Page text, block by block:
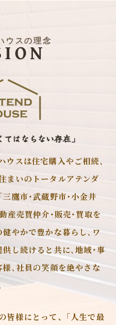
ウスの理念
はならない存在」
ウスは住宅購入やご相続､
まいのトータルアテンダ
鷹市･武蔵野市･小金井
産売買仲介･販売･買取を
やかで豊かな暮らし､ワ
し続けると共に､地域･事
､社員の笑顔を絶やさな
皆様にとって、｢人生で最